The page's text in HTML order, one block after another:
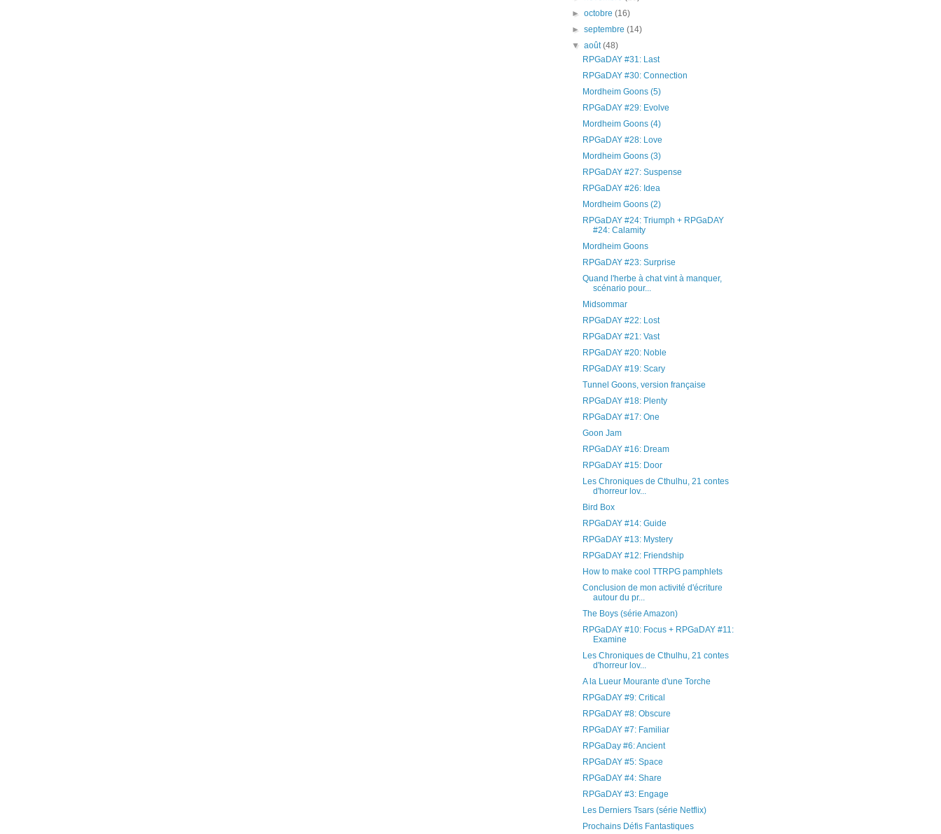
►octobre(16)
►septembre(14)
▼août(48)
RPGaDAY #31: Last
RPGaDAY #30: Connection
Mordheim Goons (5)
RPGaDAY #29: Evolve
Mordheim Goons (4)
RPGaDAY #28: Love
Mordheim Goons (3)
RPGaDAY #27: Suspense
RPGaDAY #26: Idea
Mordheim Goons (2)
RPGaDAY #24: Triumph + RPGaDAY
#24: Calamity
Mordheim Goons
RPGaDAY #23: Surprise
Quand l'herbe à chat vint à manquer,
scénario pour...
Midsommar
RPGaDAY #22: Lost
RPGaDAY #21: Vast
RPGaDAY #20: Noble
RPGaDAY #19: Scary
Tunnel Goons, version française
RPGaDAY #18: Plenty
RPGaDAY #17: One
Goon Jam
RPGaDAY #16: Dream
RPGaDAY #15: Door
Les Chroniques de Cthulhu, 21 contes
d'horreur lov...
Bird Box
RPGaDAY #14: Guide
RPGaDAY #13: Mystery
RPGaDAY #12: Friendship
How to make cool TTRPG pamphlets
Conclusion de mon activité d'écriture
autour du pr...
The Boys (série Amazon)
RPGaDAY #10: Focus + RPGaDAY #11:
Examine
Les Chroniques de Cthulhu, 21 contes
d'horreur lov...
A la Lueur Mourante d'une Torche
RPGaDAY #9: Critical
RPGaDAY #8: Obscure
RPGaDAY #7: Familiar
RPGaDay #6: Ancient
RPGaDAY #5: Space
RPGaDAY #4: Share
RPGaDAY #3: Engage
Les Derniers Tsars (série Netflix)
Prochains Défis Fantastiques